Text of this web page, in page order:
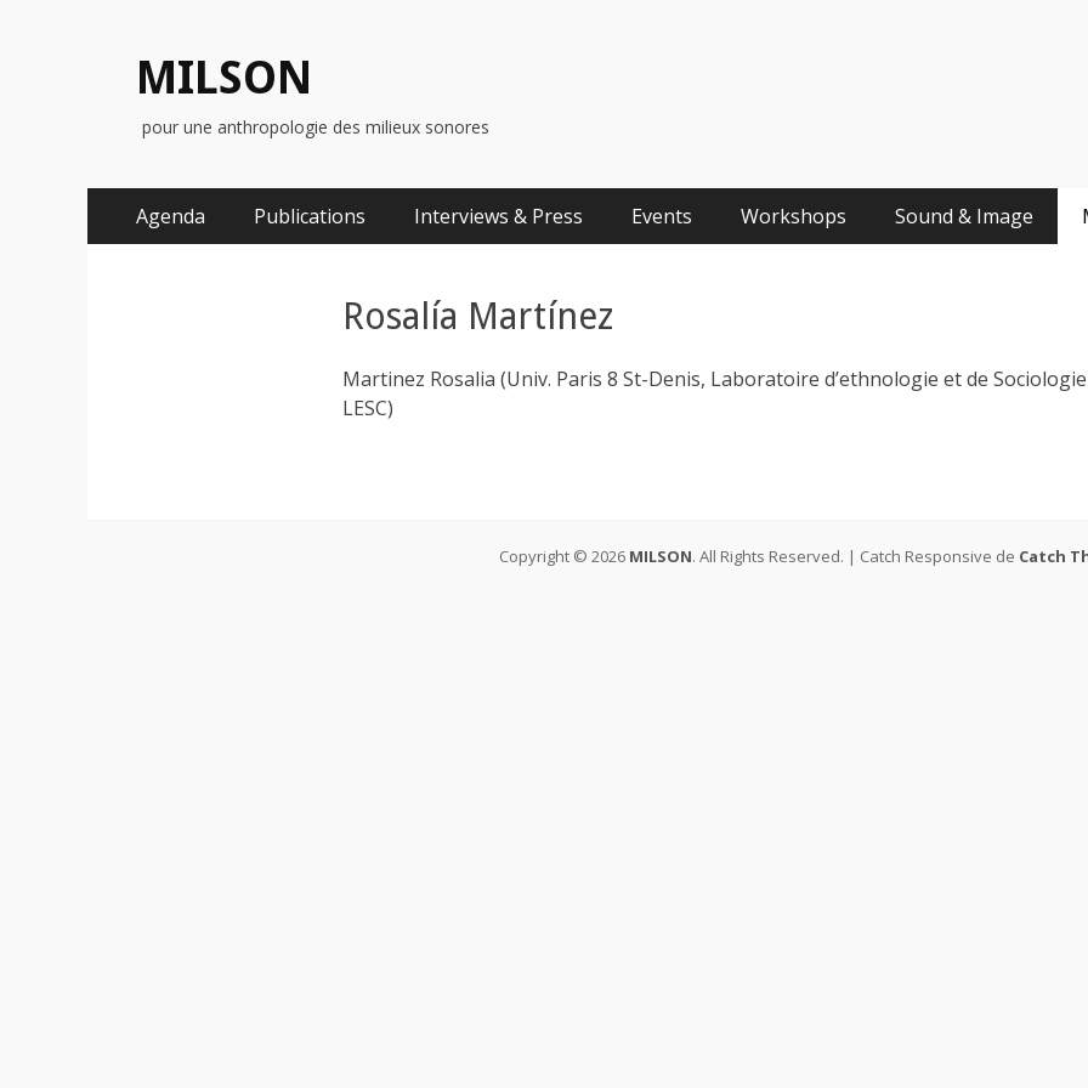
MILSON
pour une anthropologie des milieux sonores
Menu
principal
Agenda Publications Interviews & Press Events Workshops Sound & Image
Rosalía Martínez
Martinez Rosalia (Univ. Paris 8 St-Denis, Laboratoire d’ethnologie et de
LESC)
Copyright © 2026 MILSON. All Rights Reserved. | Catch Responsive de Catch